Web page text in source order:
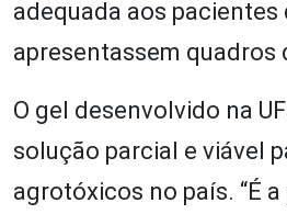
adequada aos pacientes
apresentassem quadros
O gel desenvolvido na
solução parcial e viável
agrotóxicos no país. “É